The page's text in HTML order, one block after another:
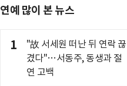
연예 많이 본 뉴스
1
"故 서세원 떠난 뒤 연락 끊
겼다"…서동주, 동생과 절
연 고백